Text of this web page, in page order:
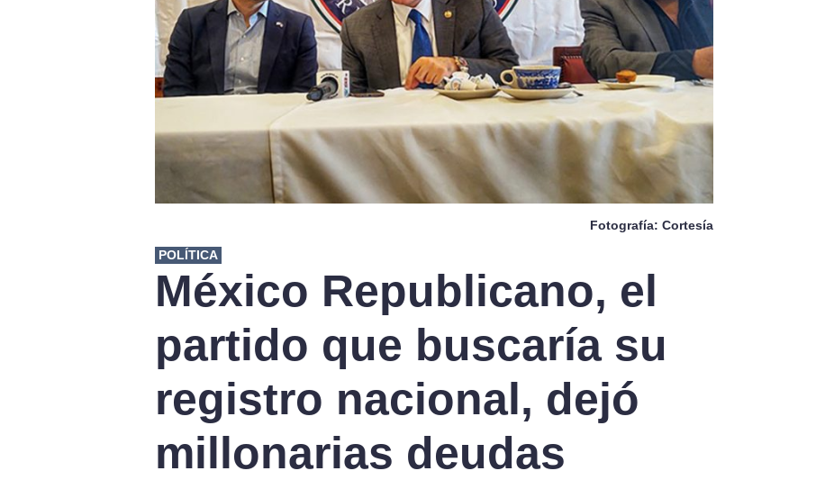
Fotografía: Cortesía
POLÍTICA
México Republicano, el
partido que buscaría su
registro nacional, dejó
millonarias deudas